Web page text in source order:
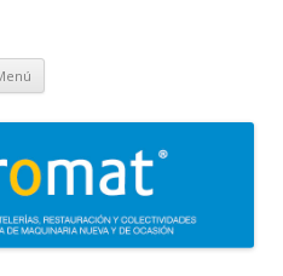
pastelerías, restauración y
Saltar
contenido